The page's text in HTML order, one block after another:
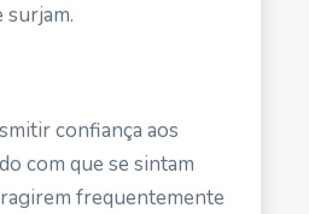
surjam.
confiança aos
com que se sintam
frequentemente